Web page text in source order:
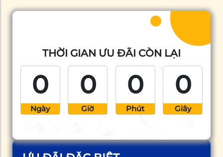
THỜI GIAN ƯU ĐÃI CÒN LẠI
0
Ngày
0
Giờ
0
Phút
0
Giây